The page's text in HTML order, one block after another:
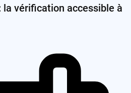
la vérification accessible à